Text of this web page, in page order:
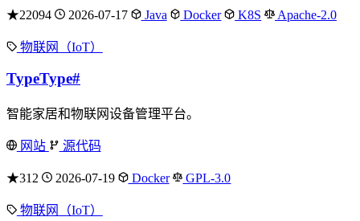
★22094 2026-07-17 Java Docker K8S Apache-2.0
物联网（IoT）
TypeType#
智能家居和物联网设备管理平台。
网站 源代码
★312 2026-07-19 Docker GPL-3.0
物联网（IoT）